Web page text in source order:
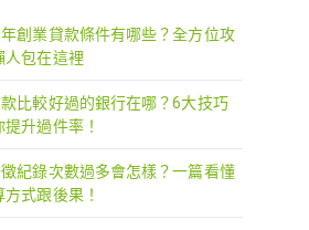
創業貸款條件有哪些？全方位攻
人包在這裡
比較好過的銀行在哪？6大技巧
提升過件率！
紀錄次數過多會怎樣？一篇看懂
方式跟後果！